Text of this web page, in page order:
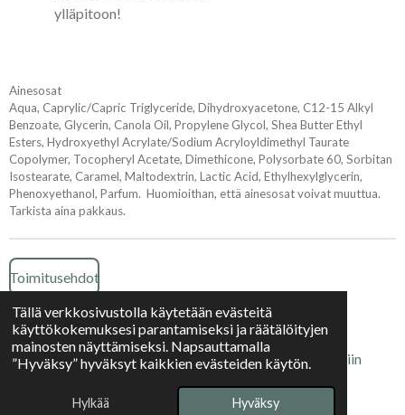
Tällä verkkosivustolla käytetään evästeitä
käyttökokemuksesi parantamiseksi ja räätälöityjen
mainosten näyttämiseksi. Napsauttamalla
”Hyväksy” hyväksyt kaikkien evästeiden käytön.
Hylkää Hyväksy
ylläpitoon!
Ainesosat
Aqua, Caprylic/Capric Triglyceride, Dihydroxyacetone, C12-15 Alkyl
Benzoate, Glycerin, Canola Oil, Propylene Glycol, Shea Butter Ethyl
Esters, Hydroxyethyl Acrylate/Sodium Acryloyldimethyl Taurate
Copolymer, Tocopheryl Acetate, Dimethicone, Polysorbate 60, Sorbitan
Isostearate, Caramel, Maltodextrin, Lactic Acid, Ethylhexylglycerin,
Phenoxyethanol, Parfum. Huomioithan, että ainesosat voivat muuttua.
Tarkista aina pakkaus.
Toimitusehdot
Tietosuojaseloste
© 2025 Kaamoksen kauppa | Kaikki oikeudet muutoksiin
Palvelun tarjoaaWebador